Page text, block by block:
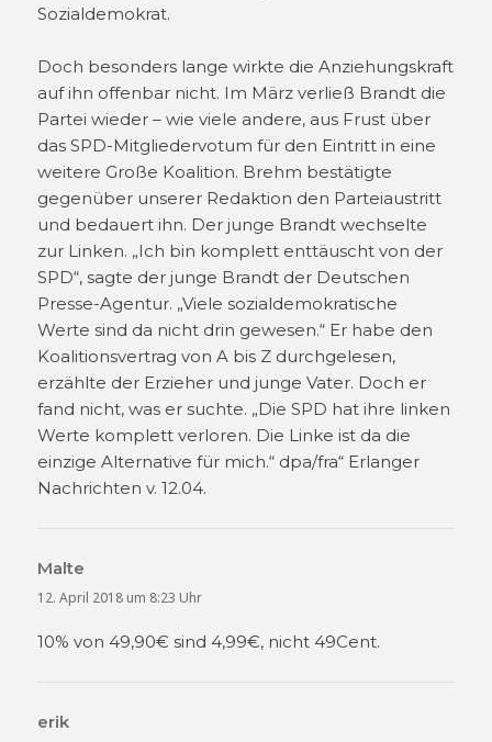
Sozialdemokrat.
Doch besonders lange wirkte die Anziehungskraft
auf ihn offenbar nicht. Im März verließ Brandt die
Partei wieder – wie viele andere, aus Frust über
das SPD-Mitgliedervotum für den Eintritt in eine
weitere Große Koalition. Brehm bestätigte
gegenüber unserer Redaktion den Parteiaustritt
und bedauert ihn. Der junge Brandt wechselte
zur Linken. „Ich bin komplett enttäuscht von der
SPD“, sagte der junge Brandt der Deutschen
Presse-Agentur. „Viele sozialdemokratische
Werte sind da nicht drin gewesen.“ Er habe den
Koalitionsvertrag von A bis Z durchgelesen,
erzählte der Erzieher und junge Vater. Doch er
fand nicht, was er suchte. „Die SPD hat ihre linken
Werte komplett verloren. Die Linke ist da die
einzige Alternative für mich.“ dpa/fra“ Erlanger
Nachrichten v. 12.04.
Malte
12. April 2018 um 8:23 Uhr
10% von 49,90€ sind 4,99€, nicht 49Cent.
erik